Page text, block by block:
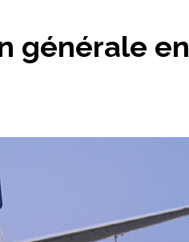
générale en